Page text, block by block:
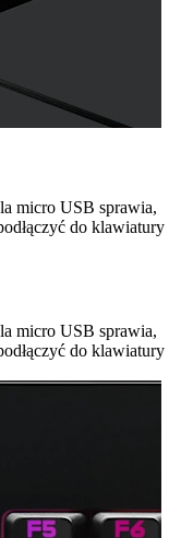
micro USB sprawia,
do klawiatury
micro USB sprawia,
do klawiatury